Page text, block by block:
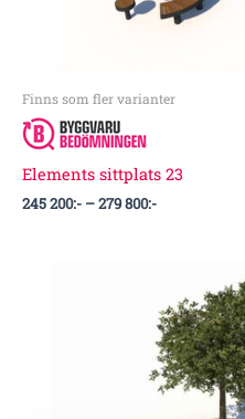
Finns som fler varianter
Elements sittplats 23
245 200:- –279 800:-
500:-
till
500:-